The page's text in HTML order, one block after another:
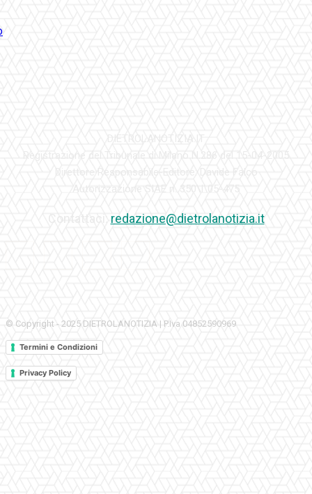
redazione@dietrolanotizia.it
© Copyright - 2025 DIETROLANOTIZIA | P.Iva 04852590969
Termini e Condizioni
Privacy Policy